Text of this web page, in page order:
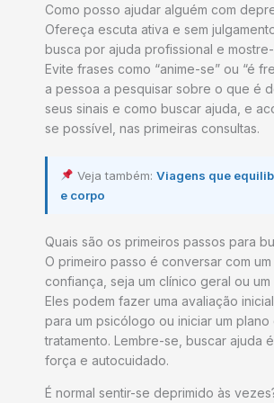
Como posso ajudar alguém com
Ofereça escuta ativa e sem
busca por ajuda profissional e
Evite frases como “anime-se” ou “é
a pessoa a pesquisar sobre o que é
seus sinais e como buscar ajuda, e
se possível, nas primeiras consultas.
Veja também:Viagens que
e corpo
Quais são os primeiros passos para
O primeiro passo é conversar com
confiança, seja um clínico geral ou um
Eles podem fazer uma avaliação
para um psicólogo ou iniciar um plano
tratamento. Lembre-se, buscar ajuda
força e autocuidado.
É normal sentir-se deprimido às